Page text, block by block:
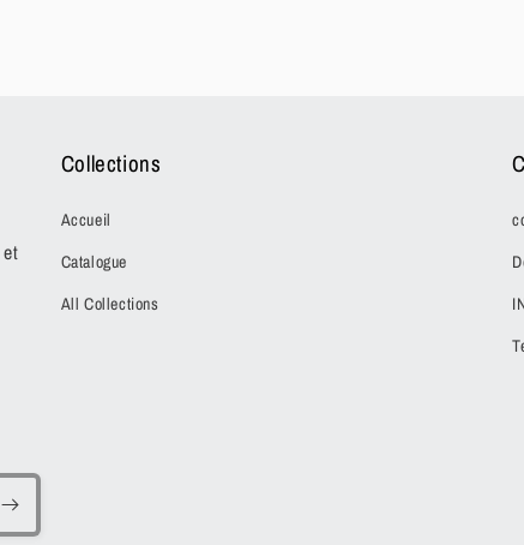
Collections
Accueil
Catalogue
All Collections